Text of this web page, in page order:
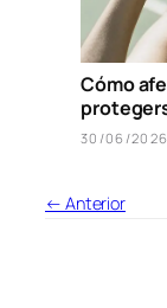
Cómo
30/06/2026
← Anterior